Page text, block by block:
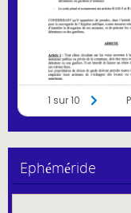
Ephéméride